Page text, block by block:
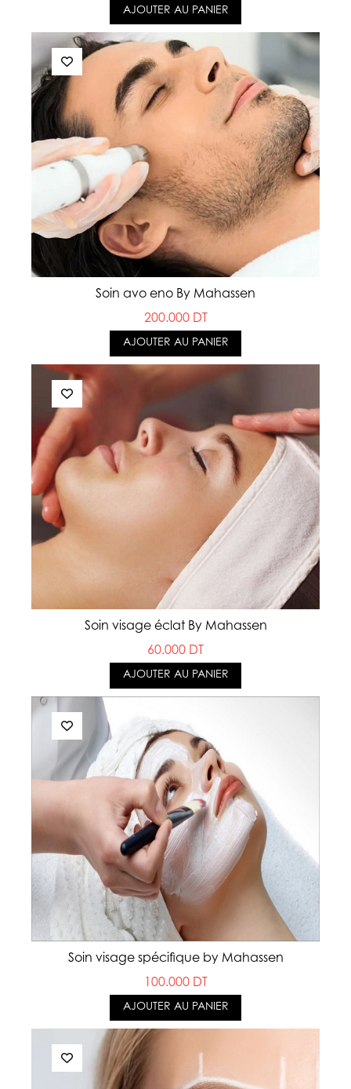
AJOUTER AU PANIER
Soin avo eno By Mahassen
200.000 DT
AJOUTER AU PANIER
Soin visage éclat By Mahassen
60.000 DT
AJOUTER AU PANIER
Soin visage spécifique by Mahassen
100.000 DT
AJOUTER AU PANIER